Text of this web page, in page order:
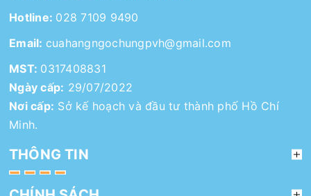
Hotline: 028 7109 9490
Email: cuahangngochungpvh@gmail.com
MST: 0317408831
Ngày cấp: 29/07/2022
Nơi cấp: Sở kế hoạch và đầu tư thành phố Hồ Chí
Minh.
THÔNG TIN